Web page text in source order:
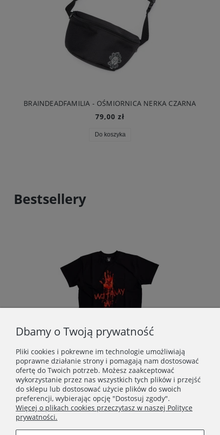
BRAINDEADFAMILIA - OŚMIORNICA NERKA CZARNA
79,00 zł
Do koszyka
Bestsellery
DEMONOLOGIA - WITAMY W PIEKLE T-SHIRT CZARNY
119,00 zł
Do koszyka
Dbamy o Twoją prywatność
Pliki cookies i pokrewne im technologie umożliwiają
poprawne działanie strony i pomagają nam dostosować
ofertę do Twoich potrzeb. Możesz zaakceptować
wykorzystanie przez nas wszystkich tych plików i przejść
do sklepu lub dostosować użycie plików do swoich
preferencji, wybierając opcję "Dostosuj zgody".
Więcej o plikach cookies przeczytasz w naszej Polityce
prywatności.